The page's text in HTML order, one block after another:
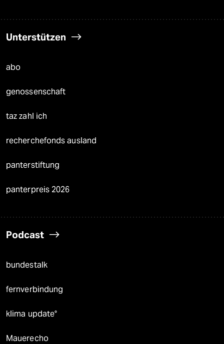
Unterstützen
abo
genossenschaft
taz zahl ich
recherchefonds ausland
panterstiftung
panterpreis 2026
Podcast
bundestalk
fernverbindung
klima update°
Mauerecho